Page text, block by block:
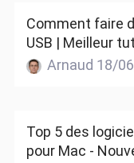
Comment faire
USB | Meilleur
Arnaud 18/
Top 5 des
pour Mac -